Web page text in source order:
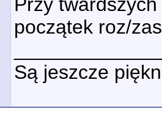
Przy
początek roz/
Są jeszcze